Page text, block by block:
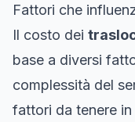
Fattori che
Il costo dei
base a diversi
complessità del
fattori da tenere